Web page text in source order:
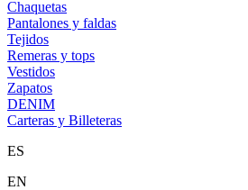
Chaquetas
Pantalones y faldas
Tejidos
Remeras y tops
Vestidos
Zapatos
DENIM
Carteras y Billeteras
ES
EN